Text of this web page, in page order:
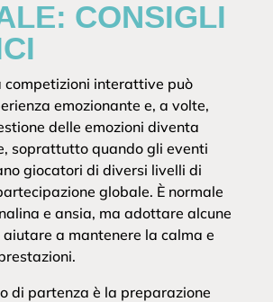
CONSIGLI
competizioni interattive può
emozionante e, a volte,
delle emozioni diventa
soprattutto quando gli eventi
giocatori di diversi livelli di
globale. È normale
e ansia, ma adottare alcune
a mantenere la calma e
di partenza è la preparazione